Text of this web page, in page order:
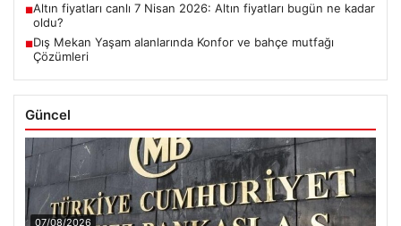
■Altın fiyatları canlı 7 Nisan 2026: Altın fiyatları bugün ne kadar
oldu?
■Dış Mekan Yaşam alanlarında Konfor ve bahçe mutfağı
Çözümleri
Güncel
07/08/2026